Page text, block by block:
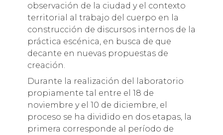
observación de la ciudad y el contexto
territorial al trabajo del cuerpo en la
construcción de discursos internos de la
práctica escénica, en busca de que
decante en nuevas propuestas de
creación.
Durante la realización del laboratorio
propiamente tal entre el 18 de
noviembre y el 10 de diciembre, el
proceso se ha dividido en dos etapas, la
primera corresponde al período de